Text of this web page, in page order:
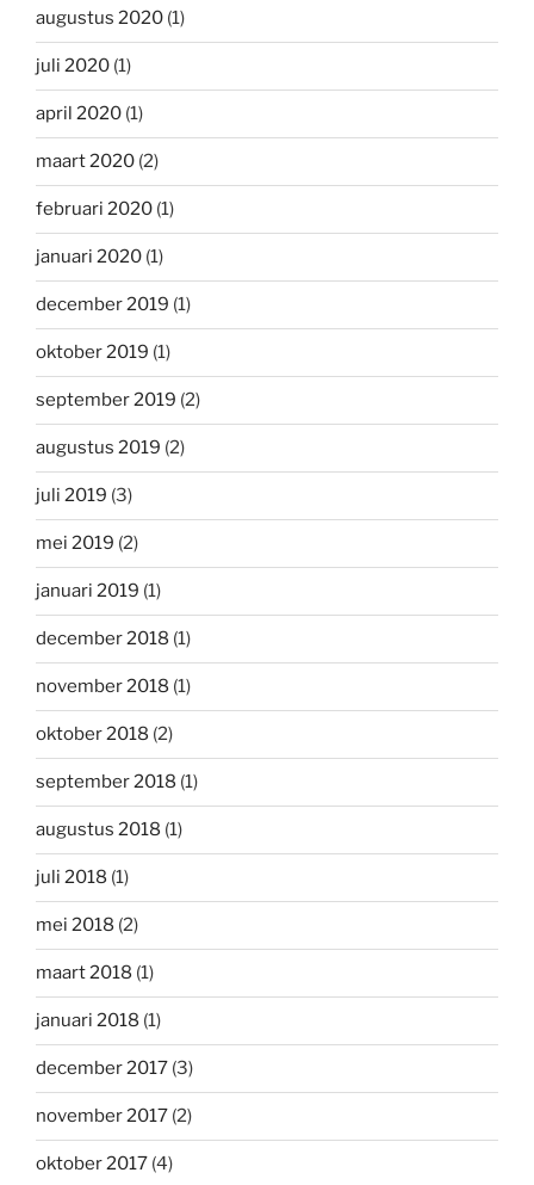
augustus 2020 (1)
juli 2020 (1)
april 2020 (1)
maart 2020 (2)
februari 2020 (1)
januari 2020 (1)
december 2019 (1)
oktober 2019 (1)
september 2019 (2)
augustus 2019 (2)
juli 2019 (3)
mei 2019 (2)
januari 2019 (1)
december 2018 (1)
november 2018 (1)
oktober 2018 (2)
september 2018 (1)
augustus 2018 (1)
juli 2018 (1)
mei 2018 (2)
maart 2018 (1)
januari 2018 (1)
december 2017 (3)
november 2017 (2)
oktober 2017 (4)